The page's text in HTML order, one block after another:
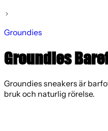
Groundies
Groundies
Groundies sneakers är
bruk och naturlig rörelse.